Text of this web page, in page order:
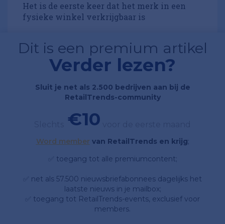
Het is de eerste keer dat het merk in een
fysieke winkel verkrijgbaar is
Dit is een premium artikel
Verder lezen?
Sluit je net als 2.500 bedrijven aan bij de
RetailTrends-community
€10
Word member van RetailTrends en krijg;
✅ toegang tot alle premiumcontent;
✅ net als 57.500 nieuwsbriefabonnees dagelijks het
laatste nieuws in je mailbox;
✅ toegang tot RetailTrends-events, exclusief voor
members.